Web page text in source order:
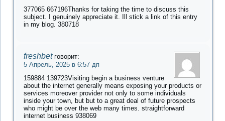
377065 667196Thanks for taking the time to discuss this
subject. I genuinely appreciate it. Ill stick a link of this entry
in my blog. 380718
freshbet говорит:
5 Апрель, 2025 в 6:57 дп
159884 139723Visiting begin a business venture
about the internet generally means exposing your products or
services moreover provider not only to some individuals
inside your town, but but to a great deal of future prospects
who might be over the web many times. straightforward
internet business 938069